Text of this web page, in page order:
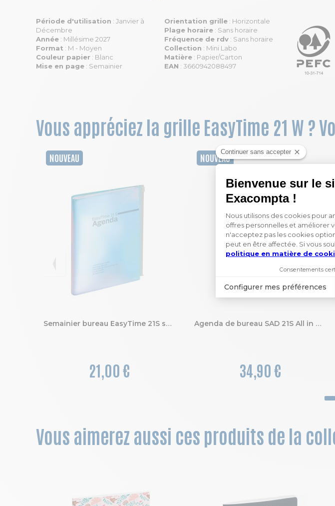
Période d'utilisation : Janvier à
Décembre
Année : Millésime 2027
Format : M - Moyen
Couleur papier : Blanc
Mise en page : Semainier
Orientation grille : Horizontale
Plage horaire : Sans horaire
Fréquence de rdv : Sans horaire
Collection : Mini Labo
Matière : Papier/Carton
EAN : 3660942088497
Vous appréciez la grille EasyTime 21 W ?
Semainier bureau EasyTime 21S spiralé Iris 15 x 21 cm de janvier à décembre
21,00 €
NOUVEAU
Agenda de bureau SAD 21S All in one EasyTime Fauve 15 x 21 cm Semainier Septembre 2026 à Décembre 2027 - 16 mois
34,90 €
NOUVEAU
Vous aimerez aussi ces produits de la